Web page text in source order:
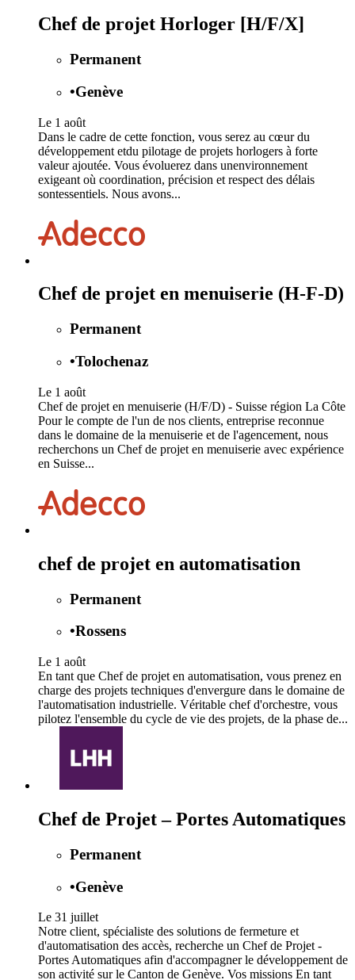
Chef de projet Horloger [H/F/X]
Permanent
•Genève
Le 1 août
Dans le cadre de cette fonction, vous serez au cœur du
développement etdu pilotage de projets horlogers à forte
valeur ajoutée. Vous évoluerez dans unenvironnement
exigeant où coordination, précision et respect des délais
sontessentiels. Nous avons...
Chef de projet en menuiserie (H-F-D)
Permanent
•Tolochenaz
Le 1 août
Chef de projet en menuiserie (H/F/D) - Suisse région La Côte
Pour le compte de l'un de nos clients, entreprise reconnue
dans le domaine de la menuiserie et de l'agencement, nous
recherchons un Chef de projet en menuiserie avec expérience
en Suisse...
chef de projet en automatisation
Permanent
•Rossens
Le 1 août
En tant que Chef de projet en automatisation, vous prenez en
charge des projets techniques d'envergure dans le domaine de
l'automatisation industrielle. Véritable chef d'orchestre, vous
pilotez l'ensemble du cycle de vie des projets, de la phase de...
Chef de Projet – Portes Automatiques
Permanent
•Genève
Le 31 juillet
Notre client, spécialiste des solutions de fermeture et
d'automatisation des accès, recherche un Chef de Projet -
Portes Automatiques afin d'accompagner le développement de
son activité sur le Canton de Genève. Vos missions En tant